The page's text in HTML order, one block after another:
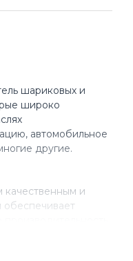
шариковых и
широко
автомобильное
другие.
качественным и
более чем